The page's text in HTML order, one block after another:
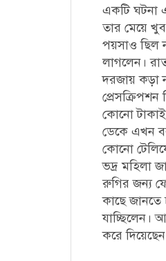
একটি ঘটনা
তার মেয়ে
পয়সাও ছিল
লাগলেন।
দরজায় কড়া
কোনো
ডেকে এখন
কোনো
ভদ্র মহিলা
রুগির জন্য
কাছে জানতে
যাচ্ছিলেন।
করে